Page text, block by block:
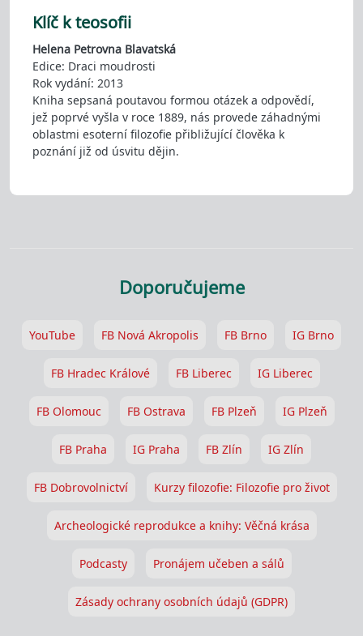
Klíč k teosofii
Helena Petrovna Blavatská
Edice: Draci moudrosti
Rok vydání: 2013
Kniha sepsaná poutavou formou otázek a odpovědí,
jež poprvé vyšla v roce 1889, nás provede záhadnými
oblastmi esoterní filozofie přibližující člověka k
poznání již od úsvitu dějin.
Doporučujeme
YouTube FB Nová Akropolis FB Brno IG Brno
FB Hradec Králové FB Liberec IG Liberec
FB Olomouc FB Ostrava FB Plzeň IG Plzeň
FB Praha IG Praha FB Zlín IG Zlín
FB Dobrovolnictví Kurzy filozofie: Filozofie pro život
Archeologické reprodukce a knihy: Věčná krása
Podcasty Pronájem učeben a sálů
Zásady ochrany osobních údajů (GDPR)